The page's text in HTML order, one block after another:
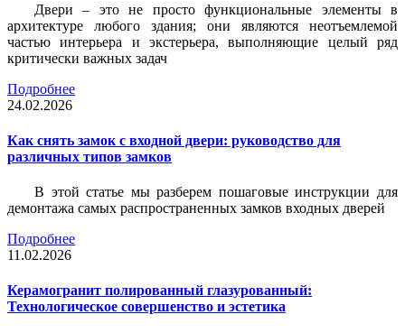
Двери – это не просто функциональные элементы в
архитектуре любого здания; они являются неотъемлемой
частью интерьера и экстерьера, выполняющие целый ряд
критически важных задач
Подробнее
24.02.2026
Как снять замок с входной двери: руководство для
различных типов замков
В этой статье мы разберем пошаговые инструкции для
демонтажа самых распространенных замков входных дверей
Подробнее
11.02.2026
Керамогранит полированный глазурованный:
Технологическое совершенство и эстетика